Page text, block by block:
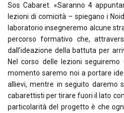
Sos Cabaret. «Saranno 4
lezioni di comicità – spiegano i
laboratorio insegneremo alcune
percorso formativo che,
dall’ideazione della battuta per
Nel corso delle lezioni
momento saremo noi a portare
allievi, mentre in seguito daremo
cabarettisti per tirare fuori il lato
particolarità del progetto è che